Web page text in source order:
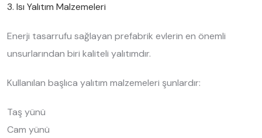
3. Isı Yalıtım Malzemeleri
Enerji tasarrufu sağlayan prefabrik evlerin en önemli
unsurlarından biri kaliteli yalıtımdır.
Kullanılan başlıca yalıtım malzemeleri şunlardır:
Taş yünü
Cam yünü